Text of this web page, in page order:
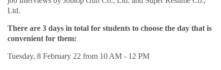
Ltd.
There are 3 days in total for students to choose the day that is
convenient for them:
Tuesday, 8 February 22 from 10 AM - 12 PM